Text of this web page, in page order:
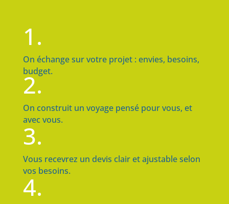
1.
On échange sur votre projet : envies, besoins,
budget.
2.
On construit un voyage pensé pour vous, et
avec vous.
3.
Vous recevrez un devis clair et ajustable selon
vos besoins.
4.